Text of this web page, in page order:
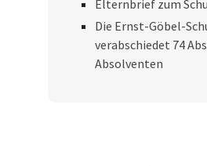
Elternbrief zum
Die Ernst-Göbel-
verabschiedet 74
Absolventen